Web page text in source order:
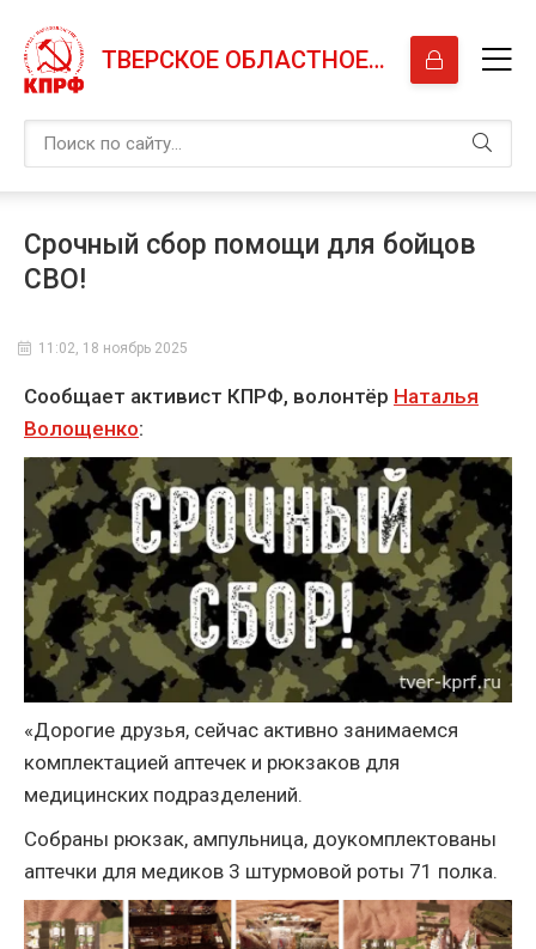
ТВЕРСКОЕ ОБЛАСТНОЕ ОТДЕЛЕНИЕ КПРФ
Срочный сбор помощи для бойцов
СВО!
11:02, 18 ноябрь 2025
Сообщает активист КПРФ, волонтёр Наталья
Волощенко:
«Дорогие друзья, сейчас активно занимаемся
комплектацией аптечек и рюкзаков для
медицинских подразделений.
Собраны рюкзак, ампульница, доукомплектованы
аптечки для медиков 3 штурмовой роты 71 полка.